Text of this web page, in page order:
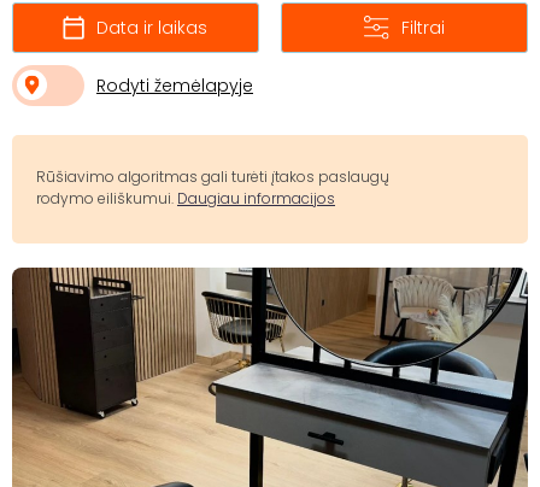
Data ir laikas Filtrai
Rodyti žemėlapyje
Rūšiavimo algoritmas gali turėti įtakos paslaugų
rodymo eiliškumui. Daugiau informacijos